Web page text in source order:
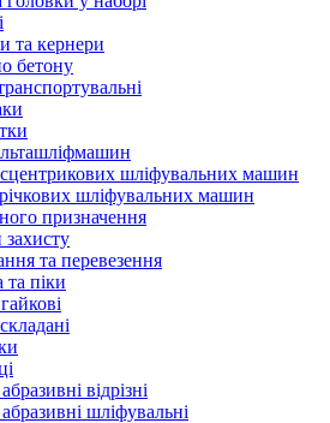
та кернери
бетону
шліфувальних машин
шліфувальних машин
призначення
захисту
та перевезення
та піки
відрізні
шліфувальні